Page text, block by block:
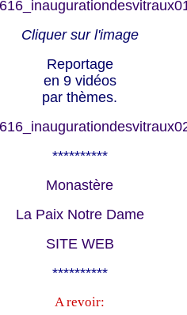
Cliquer sur l'image
Reportage
en 9 vidéos
par thèmes.
**********
Monastère
La Paix Notre Dame
SITE WEB
**********
A revoir: